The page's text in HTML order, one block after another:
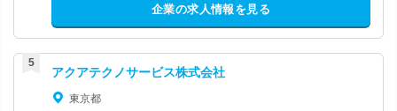
企業の求人情報を見る
アクアテクノサービス株式会社
東京都